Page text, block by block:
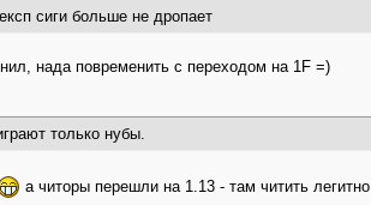
сиги больше не дропает
нада повременить с переходом на 1F =)
только нубы.
а читоры перешли на 1.13 - там читить легитно.